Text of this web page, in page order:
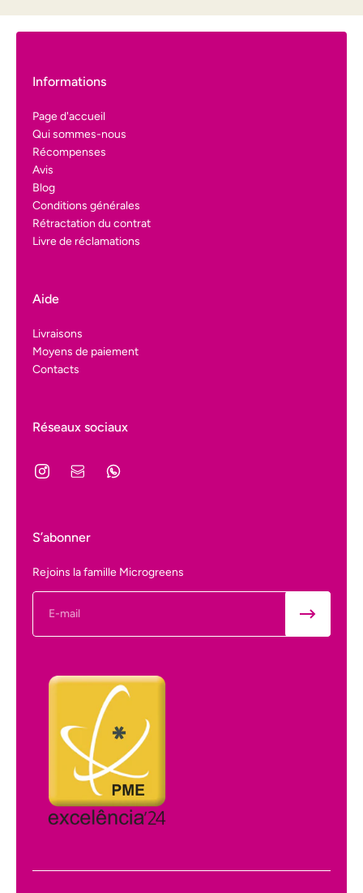
Informations
Page d'accueil
Qui sommes-nous
Récompenses
Avis
Blog
Conditions générales
Rétractation du contrat
Livre de réclamations
Aide
Livraisons
Moyens de paiement
Contacts
Réseaux sociaux
S’abonner
Rejoins la famille Microgreens